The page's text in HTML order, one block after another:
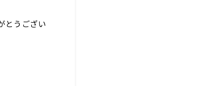
とうござい